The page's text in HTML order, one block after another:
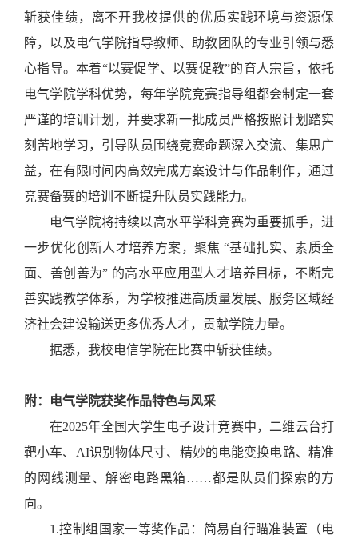
斩获佳绩，离不开我校提供的优质实践环境与资源保
障，以及电气学院指导教师、助教团队的专业引领与悉
心指导。本着“以赛促学、以赛促教”的育人宗旨，依托
电气学院学科优势，每年学院竞赛指导组都会制定一套
严谨的培训计划，并要求新一批成员严格按照计划踏实
刻苦地学习，引导队员围绕竞赛命题深入交流、集思广
益，在有限时间内高效完成方案设计与作品制作，通过
竞赛备赛的培训不断提升队员实践能力。
电气学院将持续以高水平学科竞赛为重要抓手，进
一步优化创新人才培养方案，聚焦 “基础扎实、素质全
面、善创善为” 的高水平应用型人才培养目标，不断完
善实践教学体系，为学校推进高质量发展、服务区域经
济社会建设输送更多优秀人才，贡献学院力量。
据悉，我校电信学院在比赛中斩获佳绩。
附：电气学院获奖作品特色与风采
在2025年全国大学生电子设计竞赛中，二维云台打
靶小车、AI识别物体尺寸、精妙的电能变换电路、精准
的网线测量、解密电路黑箱……都是队员们探索的方
向。
1.控制组国家一等奖作品：简易自行瞄准装置（电